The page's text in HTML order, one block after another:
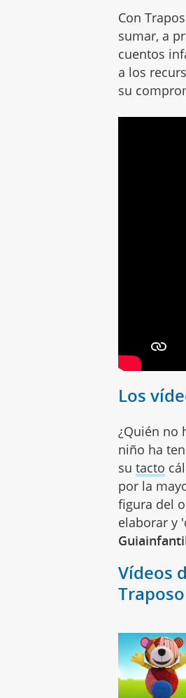
Con
sumar, a
cuentos
a los
su
Los
¿Quién no
niño ha
sutacto
por la
figura del
elaborar y
Vídeos
Traposo